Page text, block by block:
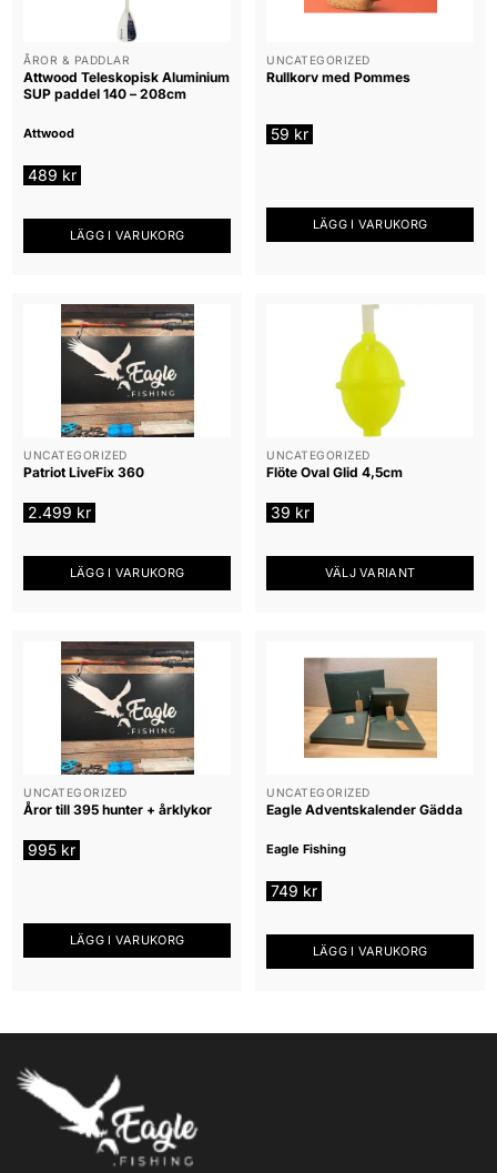
alternativen
kan
väljas
ÅROR & PADDLAR
Attwood Teleskopisk Aluminium
SUP paddel 140 – 208cm
Attwood
489 kr
LÄGG I VARUKORG
UNCATEGORIZED
Rullkorv med Pommes
59 kr
LÄGG I VARUKORG
UNCATEGORIZED
Patriot LiveFix 360
2.499 kr
LÄGG I VARUKORG
UNCATEGORIZED
Flöte Oval Glid 4,5cm
39 kr
VÄLJ VARIANT
varianter.
alternativen
kan
på
produktsidan
UNCATEGORIZED
Åror till 395 hunter + årklykor
995 kr
LÄGG I VARUKORG
UNCATEGORIZED
Eagle Adventskalender Gädda
Eagle Fishing
749 kr
LÄGG I VARUKORG